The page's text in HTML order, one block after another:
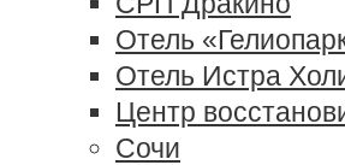
Отель
Отель Истра
Центр
Сочи